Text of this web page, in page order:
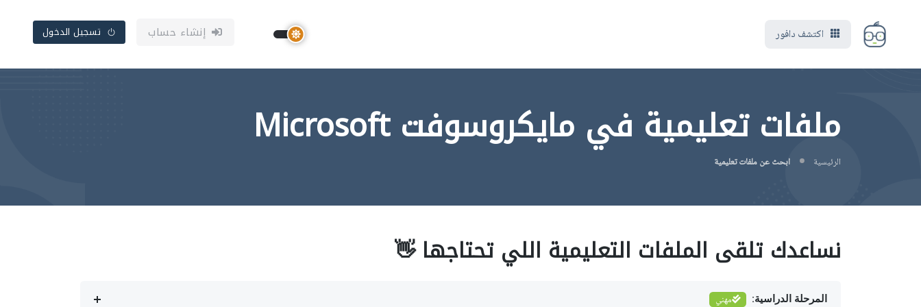
اكتشف دافور إنشاء حساب تسجيل الدخول
ملفات تعليمية في مايكروسوفت Microsoft
الرئيسية ابحث عن ملفات تعليمية
نساعدك تلقى الملفات التعليمية اللي تحتاجها 👋
المرحلة الدراسية: مهني